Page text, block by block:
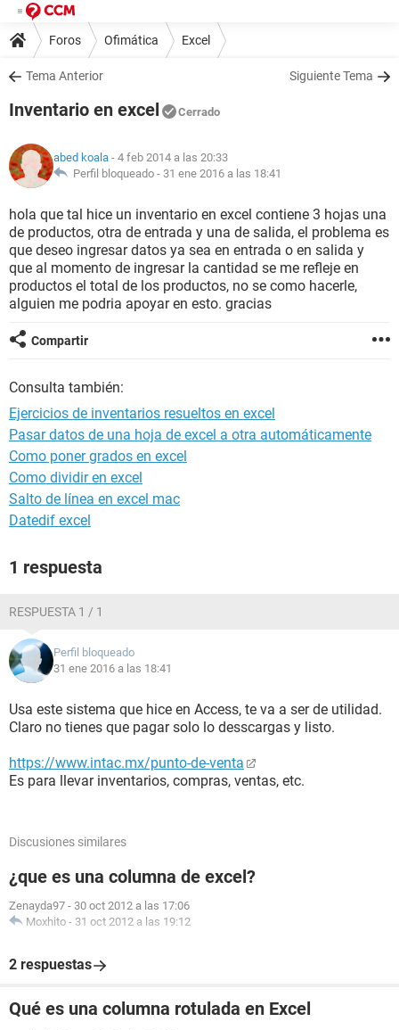
Foros Ofimática Excel
Tema Anterior Siguiente Tema
Inventario en excel Cerrado
abed koala - 4 feb 2014 a las 20:33
Perfil bloqueado - 31 ene 2016 a las 18:41
hola que tal hice un inventario en excel contiene 3 hojas una
de productos, otra de entrada y una de salida, el problema es
que deseo ingresar datos ya sea en entrada o en salida y
que al momento de ingresar la cantidad se me refleje en
productos el total de los productos, no se como hacerle,
alguien me podria apoyar en esto. gracias
Compartir
Consulta también:
Ejercicios de inventarios resueltos en excel
Pasar datos de una hoja de excel a otra automáticamente
Como poner grados en excel
Como dividir en excel
Salto de línea en excel mac
Datedif excel
1 respuesta
RESPUESTA 1 / 1
Perfil bloqueado
31 ene 2016 a las 18:41
Usa este sistema que hice en Access, te va a ser de utilidad.
Claro no tienes que pagar solo lo desscargas y listo.
https://www.intac.mx/punto-de-venta
Es para llevar inventarios, compras, ventas, etc.
Discusiones similares
¿que es una columna de excel?
Zenayda97 - 30 oct 2012 a las 17:06
Moxhito - 31 oct 2012 a las 19:12
2 respuestas
Qué es una columna rotulada en Excel